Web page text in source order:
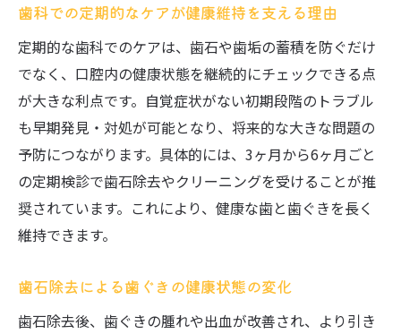
歯科での定期的なケアが健康維持を支える理由
定期的な歯科でのケアは、歯石や歯垢の蓄積を防ぐだけ
でなく、口腔内の健康状態を継続的にチェックできる点
が大きな利点です。自覚症状がない初期段階のトラブル
も早期発見・対処が可能となり、将来的な大きな問題の
予防につながります。具体的には、3ヶ月から6ヶ月ごと
の定期検診で歯石除去やクリーニングを受けることが推
奨されています。これにより、健康な歯と歯ぐきを長く
維持できます。
歯石除去による歯ぐきの健康状態の変化
歯石除去後、歯ぐきの腫れや出血が改善され、より引き